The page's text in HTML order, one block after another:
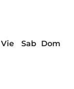
Vie Sab
Dom